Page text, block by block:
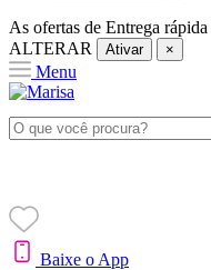
As ofertas de Entrega rápida
ALTERAR
Ativar ×
Menu
Baixe o App